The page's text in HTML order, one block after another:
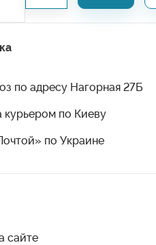
по адресу Нагорная 27Б
курьером по Киеву
по Украине
сайте